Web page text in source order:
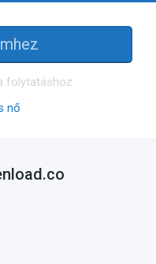
folytatáshoz
nő